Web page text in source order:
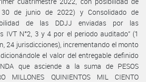
de junio de 2022) y Consolidado de
de las DDJJ enviadas por las
IVT N°2, 3 y 4 por el periodo auditado” (1
24 jurisdicciones), incrementando el monto
el valor del entregable definido
que asciende a la suma de PESOS
MILLONES QUINIENTOS MIL CIENTO